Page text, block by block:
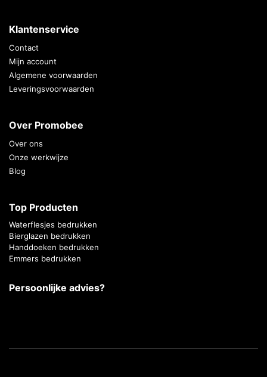
Klantenservice
Contact
Mijn account
Algemene voorwaarden
Leveringsvoorwaarden
Over Promobee
Over ons
Onze werkwijze
Blog
Top Producten
Waterflesjes bedrukken
Bierglazen bedrukken
Handdoeken bedrukken
Emmers bedrukken
Persoonlijke advies?